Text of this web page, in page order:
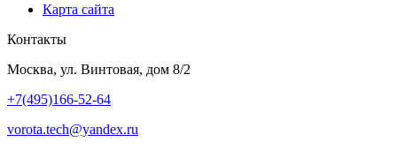
Карта сайта
Контакты
Москва, ул. Винтовая, дом 8/2
+7(495)166-52-64
vorota.tech@yandex.ru